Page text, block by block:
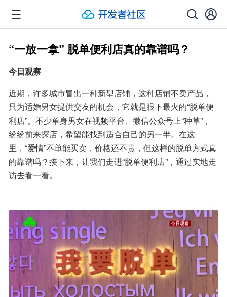
“一放一拿” 脱单便利店真的靠谱吗？
今日观察
近期，许多城市冒出一种新型店铺，这种店铺不卖产品，
只为适婚男女提供交友的机会，它就是眼下最火的“脱单便
利店”。不少单身男女在视频平台、微信公众号上“种草”，
纷纷前来探店，希望能找到适合自己的另一半。在这
里，“爱情”不单能买卖，价格还不贵，但这样的脱单方式真
的靠谱吗？接下来，让我们走进“脱单便利店”，通过实地走
访去看一看。